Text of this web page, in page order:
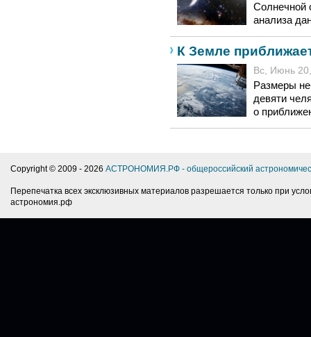
Солнечной
анализа
К Земле
Вс, Июнь
Размеры
девяти
о
Copyright © 2009 - 2026 АСТРОНОМИЯ.РФ - общероссийский
Перепечатка всех эксклюзивных материалов разрешается только при
астрономия.рф